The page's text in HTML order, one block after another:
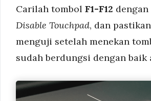
Carilah tombol F1-F12
Disable Touchpad, dan
menguji setelah menekan
sudah berdungsi dengan baik